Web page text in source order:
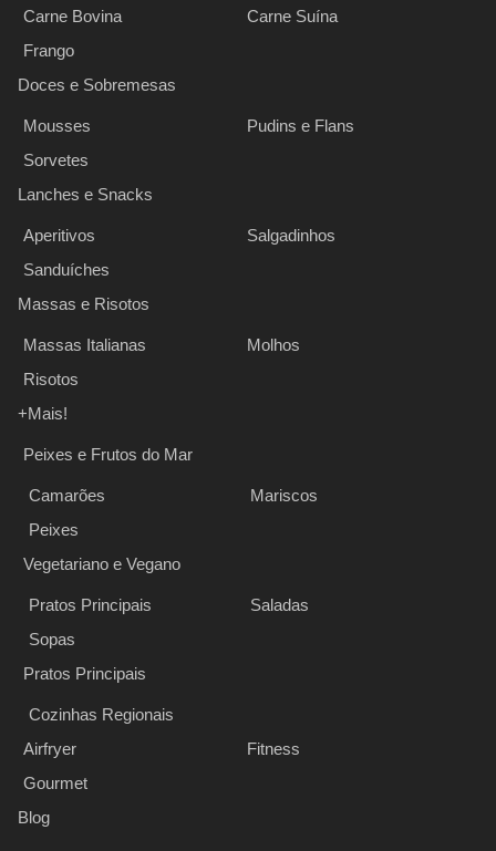
Carne Bovina
Carne Suína
Frango
Doces e Sobremesas
Mousses
Pudins e Flans
Sorvetes
Lanches e Snacks
Aperitivos
Salgadinhos
Sanduíches
Massas e Risotos
Massas Italianas
Molhos
Risotos
+Mais!
Peixes e Frutos do Mar
Camarões
Mariscos
Peixes
Vegetariano e Vegano
Pratos Principais
Saladas
Sopas
Pratos Principais
Cozinhas Regionais
Airfryer
Fitness
Gourmet
Blog